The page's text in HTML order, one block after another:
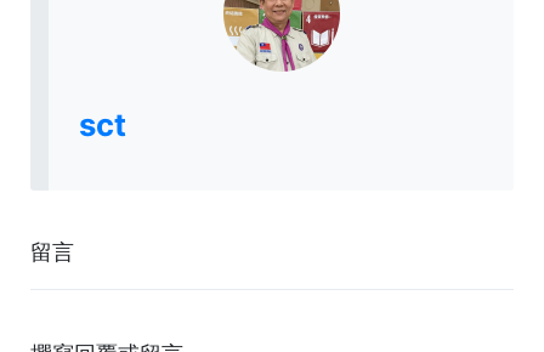
sct
留言